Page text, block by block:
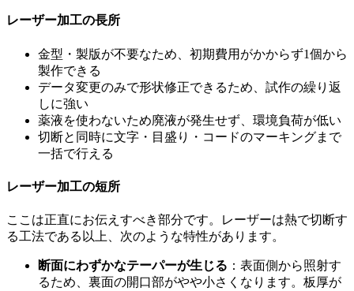
レーザー加工の長所
金型・製版が不要なため、初期費用がかからず1個から
製作できる
データ変更のみで形状修正できるため、試作の繰り返
しに強い
薬液を使わないため廃液が発生せず、環境負荷が低い
切断と同時に文字・目盛り・コードのマーキングまで
一括で行える
レーザー加工の短所
ここは正直にお伝えすべき部分です。レーザーは熱で切断す
る工法である以上、次のような特性があります。
断面にわずかなテーパーが生じる ：表面側から照射す
るため、裏面の開口部がやや小さくなります。板厚が